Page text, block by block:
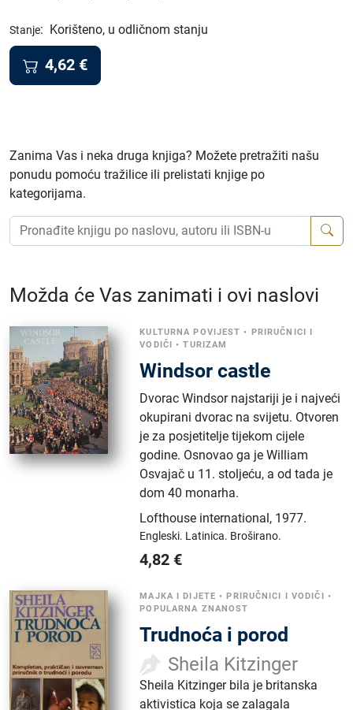
Stanje: Korišteno, u odličnom stanju
4,62 €
Zanima Vas i neka druga knjiga? Možete pretražiti našu
ponudu pomoću tražilice ili prelistati knjige po
kategorijama.
Možda će Vas zanimati i ovi naslovi
KULTURNA POVIJEST • PRIRUČNICI I
VODIČI •TURIZAM
Windsor castle
Dvorac Windsor najstariji je i najveći
okupirani dvorac na svijetu. Otvoren
je za posjetitelje tijekom cijele
godine. Osnovao ga je William
Osvajač u 11. stoljeću, a od tada je
dom 40 monarha.
Lofthouse international, 1977.
Engleski. Latinica. Broširano.
4,82 €
MAJKA I DIJETE •PRIRUČNICI I VODIČI •
POPULARNA ZNANOST
Trudnoća i porod
Sheila Kitzinger
Sheila Kitzinger bila je britanska
aktivistica koja se zalagala